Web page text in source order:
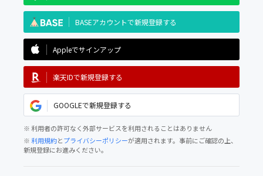
BASEアカウントで新規登録する
Appleでサインアップ
楽天IDで新規登録する
GOOGLEで新規登録する
※ 利用者の許可なく外部サービスを利用されることはありません
※利用規約とプライバシーポリシーが適用されます。事前にご確認の上、
新規登録にお進みください。